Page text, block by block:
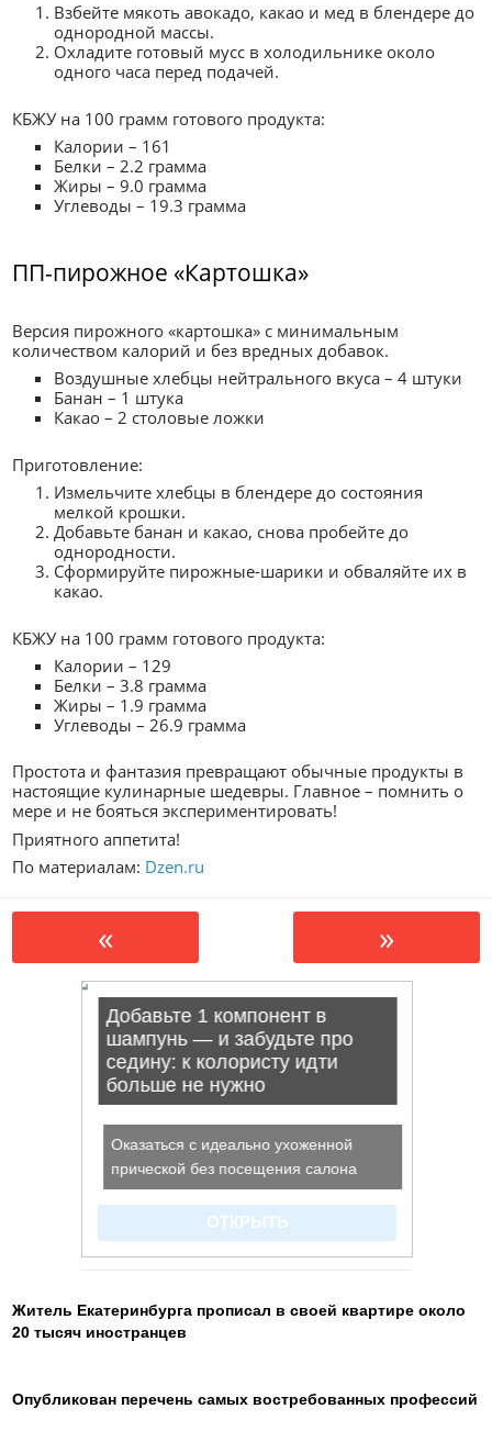
Взбейте мякоть авокадо, какао и мед в блендере до
однородной массы.
Охладите готовый мусс в холодильнике около
одного часа перед подачей.
КБЖУ на 100 грамм готового продукта:
Калории – 161
Белки – 2.2 грамма
Жиры – 9.0 грамма
Углеводы – 19.3 грамма
ПП-пирожное «Картошка»
Версия пирожного «картошка» с минимальным
количеством калорий и без вредных добавок.
Воздушные хлебцы нейтрального вкуса – 4 штуки
Банан – 1 штука
Какао – 2 столовые ложки
Приготовление:
Измельчите хлебцы в блендере до состояния
мелкой крошки.
Добавьте банан и какао, снова пробейте до
однородности.
Сформируйте пирожные-шарики и обваляйте их в
какао.
КБЖУ на 100 грамм готового продукта:
Калории – 129
Белки – 3.8 грамма
Жиры – 1.9 грамма
Углеводы – 26.9 грамма
Простота и фантазия превращают обычные продукты в
настоящие кулинарные шедевры. Главное – помнить о
мере и не бояться экспериментировать!
Приятного аппетита!
По материалам: Dzen.ru
« »
Житель Екатеринбурга прописал в своей квартире около
20 тысяч иностранцев
Опубликован перечень самых востребованных профессий